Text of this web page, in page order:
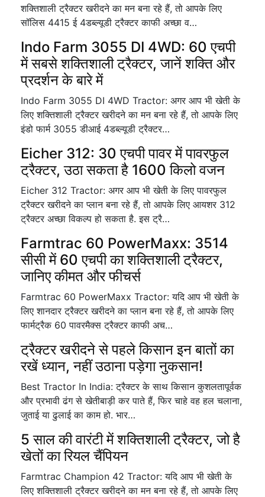
शक्तिशाली ट्रैक्टर खरीदने का मन बना रहे हैं, तो आपके लिए
सॉलिस 4415 ई 4डब्ल्यूडी ट्रैक्टर काफी अच्छा व…
Indo Farm 3055 DI 4WD: 60 एचपी
में सबसे शक्तिशाली ट्रैक्टर, जानें शक्ति और
प्रदर्शन के बारे में
Indo Farm 3055 DI 4WD Tractor: अगर आप भी खेती के
लिए शक्तिशाली ट्रैक्टर खरीदने का मन बना रहे हैं, तो आपके लिए
इंडो फार्म 3055 डीआई 4डब्ल्यूडी ट्रैक्टर…
Eicher 312: 30 एचपी पावर में पावरफुल
ट्रैक्टर, उठा सकता है 1600 किलो वजन
Eicher 312 Tractor: अगर आप भी खेती के लिए पावरफुल
ट्रैक्टर खरीदने का प्लान बना रहे हैं, तो आपके लिए आयशर 312
ट्रैक्टर अच्छा विकल्प हो सकता है. इस ट्रै…
Farmtrac 60 PowerMaxx: 3514
सीसी में 60 एचपी का शक्तिशाली ट्रैक्टर,
जानिए कीमत और फीचर्स
Farmtrac 60 PowerMaxx Tractor: यदि आप भी खेती के
लिए शानदार ट्रैक्टर खरीदने का प्लान बना रहे हैं, तो आपके लिए
फार्मट्रैक 60 पावरमैक्स ट्रैक्टर काफी अच…
ट्रैक्टर खरीदने से पहले किसान इन बातों का
रखें ध्यान, नहीं उठाना पड़ेगा नुकसान!
Best Tractor In India: ट्रैक्टर के साथ किसान कुशलतापूर्वक
और प्रभावी ढंग से खेतीबाड़ी कर पाते हैं, फिर चाहे वह हल चलाना,
जुताई या ढुलाई का काम हो. भार…
5 साल की वारंटी में शक्तिशाली ट्रैक्टर, जो है
खेतों का रियल चैंपियन
Farmtrac Champion 42 Tractor: यदि आप भी खेती के
लिए शक्तिशाली ट्रैक्टर खरीदने का मन बना रहे हैं, तो आपके लिए